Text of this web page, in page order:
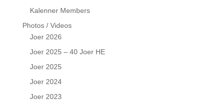
Kalenner Members
Photos / Videos
Joer 2026
Joer 2025 – 40 Joer HE
Joer 2025
Joer 2024
Joer 2023